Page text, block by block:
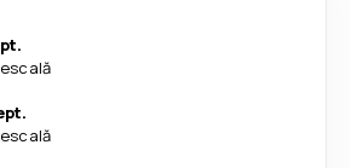
escală
escală